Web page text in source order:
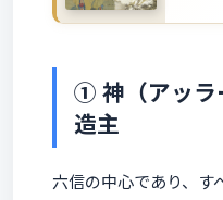
① 神（アッ
造主
六信の中心であり、す